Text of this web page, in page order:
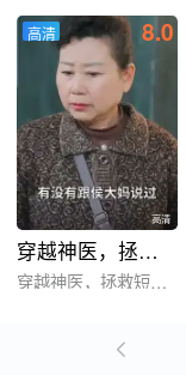
高清
8.0
穿越神医，拯救短剧世界
穿越神医，拯救短剧世界
高清
高清